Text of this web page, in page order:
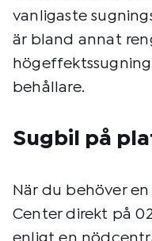
vanligaste
är bland annat
behållare.
Sugbil på
När du behöver
Center direkt på
enligt en